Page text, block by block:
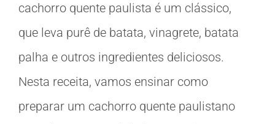
cachorro quente paulista é um clássico,
que leva purê de batata, vinagrete, batata
palha e outros ingredientes deliciosos.
Nesta receita, vamos ensinar como
preparar um cachorro quente paulistano